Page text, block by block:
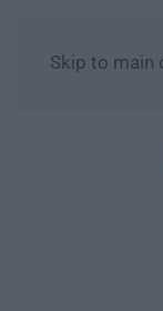
Skip to main